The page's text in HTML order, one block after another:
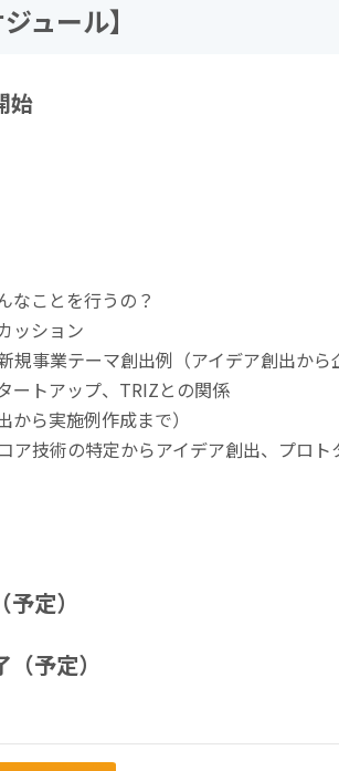
ュール】
始
なことを行うの？
ッション
規事業テーマ創出例（アイデア創出から
ートアップ、TRIZとの関係
から実施例作成まで）
ア技術の特定からアイデア創出、プロト
定）
予定）